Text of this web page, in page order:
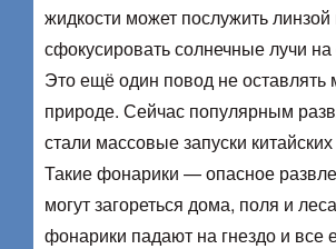
жидкости может послужить линзой
сфокусировать солнечные лучи на
Это ещё один повод не оставлять
природе. Сейчас популярным
стали массовые запуски
Такие фонарики — опасное
могут загореться дома, поля и
фонарики падают на гнездо и все